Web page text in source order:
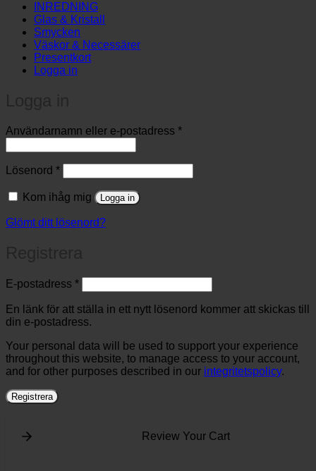
INREDNING
Glas & Kristall
Smycken
Väskor & Necessärer
Presentkort
Logga in
Användarnamn eller e-postadress *Obligatoriskt
Lösenord *Obligatoriskt
Kom ihåg mig Logga in
Glömt ditt lösenord?
E-postadress *Obligatoriskt
En länk för att ställa in ett nytt lösenord kommer att skickas till
din e-postadress.
Your personal data will be used to support your experience
throughout this website, to manage access to your account,
and for other purposes described in our integritetspolicy.
Registrera
Review Your Cart